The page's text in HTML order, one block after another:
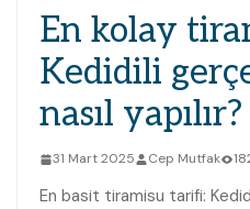
En kolay
Kedidili
nasıl yapılır?
31 Mart 2025 Cep Mutfak
En basit tiramisu tarifi: